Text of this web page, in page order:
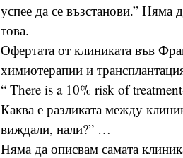
успее да се възстанови.” Няма
това.
Офертата от клиниката във
химиотерапии и
“ There is a 10% risk of
Каква е разликата между
виждали, нали?” …
Няма да описвам самата